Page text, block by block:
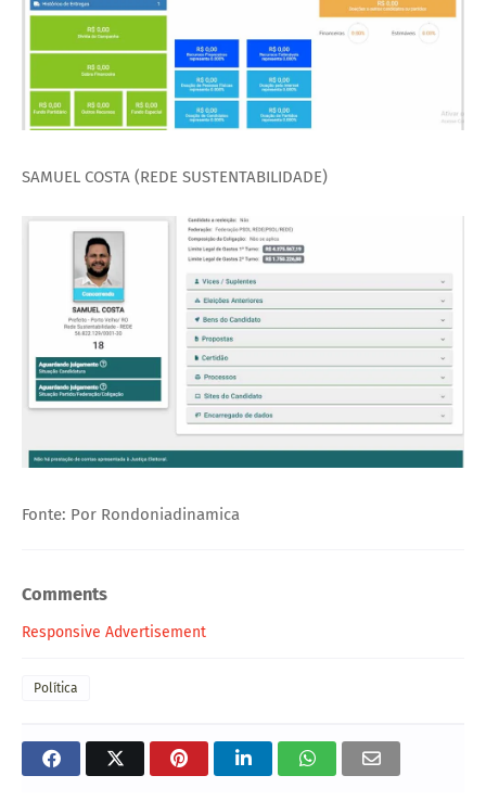
SAMUEL COSTA (REDE SUSTENTABILIDADE)
Fonte: Por Rondoniadinamica
Comments
Responsive Advertisement
Política